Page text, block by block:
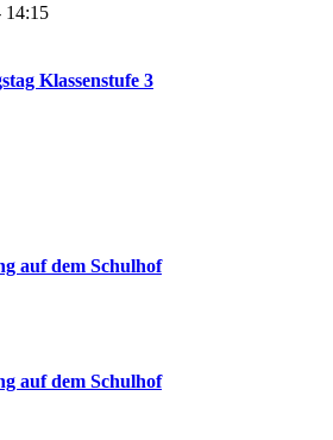
14:15
Klassenstufe 3
auf dem Schulhof
auf dem Schulhof